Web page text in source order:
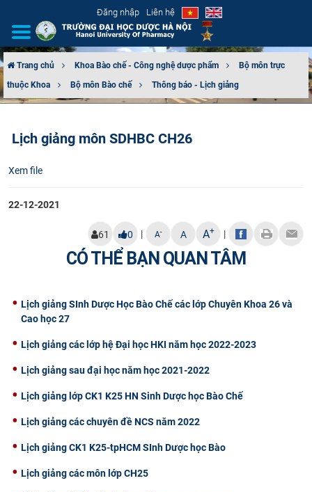
Đăng nhập Liên hệ
GIỚI THIỆU
ĐẢM BẢO CHẤT LƯỢNG
KHOA HỌC CÔNG NGHỆ
HTQT
Trang chủ Khoa Bào chế - Công nghệ dược phẩm
Bộ môn trực
thuộc Khoa
Bộ môn Bào chế Thông báo - Lịch giảng
Lịch giảng môn SDHBC CH26
Xem file
22-12-2021
61 0 | A- A A+ |
CÓ THỂ BẠN QUAN TÂM
Lịch giảng SInh Dược Học Bào Chế các lớp Chuyên Khoa 26 và
Cao học 27
Lịch giảng các lớp hệ Đại học HKI năm học 2022-2023
Lịch giảng sau đại học năm học 2021-2022
Lịch giảng lớp CK1 K25 HN Sinh Dược học Bào Chế
Lịch giảng các chuyên đề NCS năm 2022
Lịch giảng CK1 K25-tpHCM SInh Dược học Bào
Lịch giảng các môn lớp CH25